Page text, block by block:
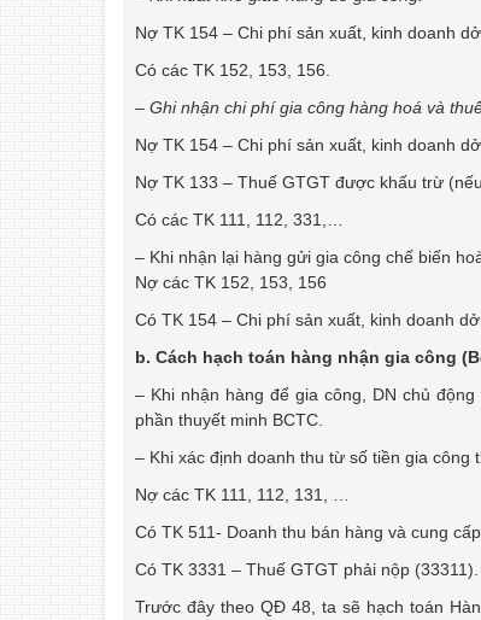
Nợ TK 154 – Chi phí sản xuất, kinh doanh
Có các TK 152, 153, 156.
– Ghi nhận chi phí gia công hàng hoá và
Nợ TK 154 – Chi phí sản xuất, kinh doanh
Nợ TK 133 – Thuế GTGT được khấu trừ
Có các TK 111, 112, 331,…
– Khi nhận lại hàng gửi gia công chế biến
Nợ các TK 152, 153, 156
Có TK 154 – Chi phí sản xuất, kinh doanh dở
b. Cách hạch toán hàng nhận gia công
– Khi nhận hàng để gia công, DN chủ
phần thuyết minh BCTC.
– Khi xác định doanh thu từ số tiền gia công
Nợ các TK 111, 112, 131, …
Có TK 511- Doanh thu bán hàng và cung
Có TK 3331 – Thuế GTGT phải nộp (33311).
Trước đây theo QĐ 48, ta sẽ hạch toán